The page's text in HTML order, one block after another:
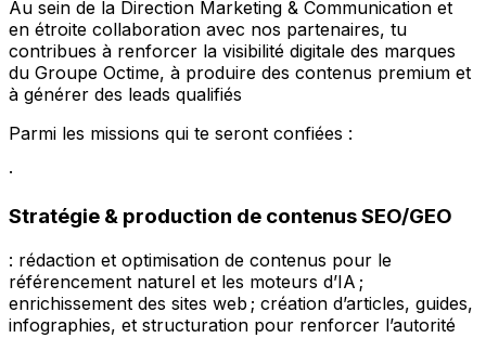
Au sein de la Direction Marketing & Communication et
en étroite collaboration avec nos partenaires, tu
contribues à renforcer la visibilité digitale des marques
du Groupe Octime, à produire des contenus premium et
à générer des leads qualifiés
Parmi les missions qui te seront confiées :
·
Stratégie & production de contenus SEO/GEO
: rédaction et optimisation de contenus pour le
référencement naturel et les moteurs d’IA ;
enrichissement des sites web ; création d’articles, guides,
infographies, et structuration pour renforcer l’autorité